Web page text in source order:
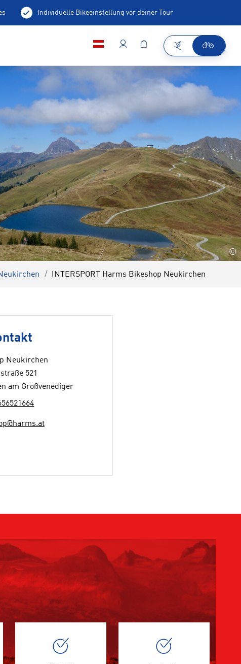
Individuelle Bikeeinstellung vor deiner Tour
©
INTERSPORT Harms Bikeshop Neukirchen
Neukirchen
521
am Großvenediger